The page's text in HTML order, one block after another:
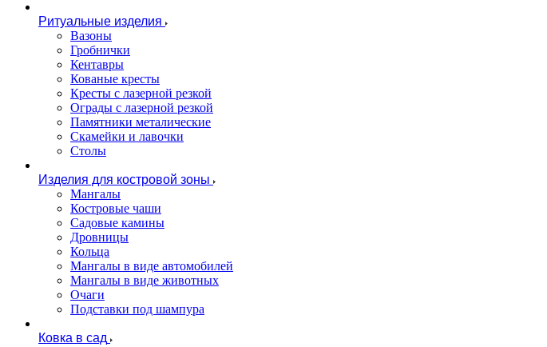
Ритуальные изделия
Вазоны
Гробнички
Кентавры
Кованые кресты
Кресты с лазерной резкой
Ограды с лазерной резкой
Памятники металические
Скамейки и лавочки
Столы
Изделия для костровой зоны
Мангалы
Костровые чаши
Садовые камины
Дровницы
Кольца
Мангалы в виде автомобилей
Мангалы в виде животных
Очаги
Подставки под шампура
Ковка в сад